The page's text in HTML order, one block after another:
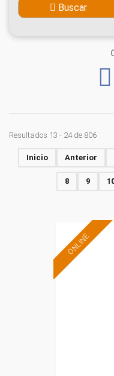
Buscar
Resultados 13 - 24 de 806
Inicio Anterior
8 9
ONLINE